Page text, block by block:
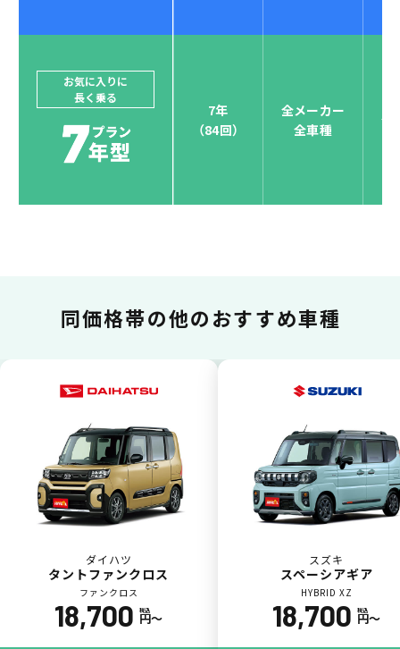
ジョイカルジャパンでは、カーリース決済を国際5大カ
他にはないサービスがクレジットカード決済、賢くポ
イント運用も！
ポイント還元
カードで支払い
普段のお買い物同様、お車の月々利用料をカ
ード払いが可能です。
お気に入りに
長く乗る
7年
（84回）
全メーカー
全車種
全
同価格帯の他のおすすめ車種
ダイハツ
タントファンクロス
ファンクロス
18,700 税込
円〜
スズキ
スペーシアギア
HYBRID XZ
18,700 税込
円〜